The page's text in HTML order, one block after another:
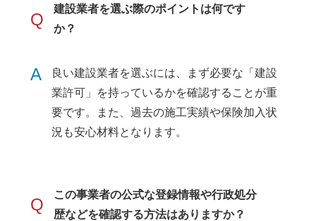
Q
建設業者を選ぶ際のポイントは何です
か？
A
良い建設業者を選ぶには、まず必要な「建設
業許可」を持っているかを確認することが重
要です。また、過去の施工実績や保険加入状
況も安心材料となります。
Q
この事業者の公式な登録情報や行政処分
歴などを確認する方法はありますか？